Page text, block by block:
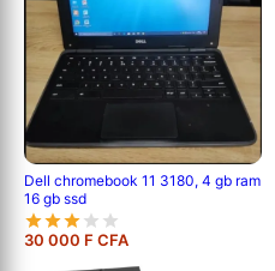
Dell chromebook 11 3180, 4 gb ram
16 gb ssd
30 000 F CFA